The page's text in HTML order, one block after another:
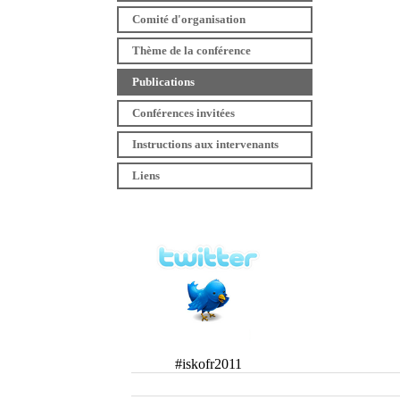
Comité d'organisation
Thème de la conférence
Publications
Conférences invitées
Instructions aux intervenants
Liens
#iskofr2011